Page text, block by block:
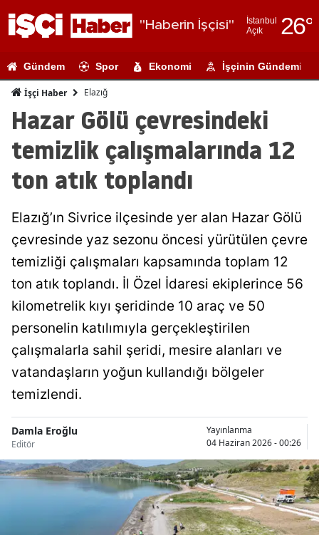
"Haberin İşçisi"
İstanbul
Açık
26°
Adıyaman
Ağrı
Amasya
Antalya
Artvin
Aydın
Balıkesir
Bolu
Bursa
Çanakkale
Gündem Spor Ekonomi İşçinin Gündemi
İşçi Haber Elazığ
Hazar Gölü çevresindeki
temizlik çalışmalarında 12
ton atık toplandı
Elazığ’ın Sivrice ilçesinde yer alan Hazar Gölü
çevresinde yaz sezonu öncesi yürütülen çevre
temizliği çalışmaları kapsamında toplam 12
ton atık toplandı. İl Özel İdaresi ekiplerince 56
kilometrelik kıyı şeridinde 10 araç ve 50
personelin katılımıyla gerçekleştirilen
çalışmalarla sahil şeridi, mesire alanları ve
vatandaşların yoğun kullandığı bölgeler
temizlendi.
Damla Eroğlu
Editör
Yayınlanma
04 Haziran 2026 - 00:26